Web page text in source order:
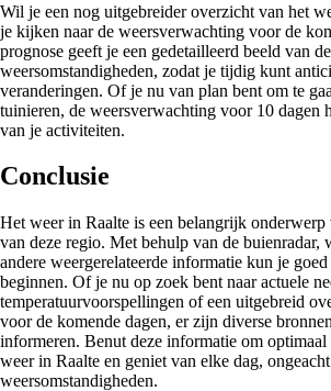
Wil je een nog uitgebreider overzicht van het
je kijken naar de weersverwachting voor de
prognose geeft je een gedetailleerd beeld van
weersomstandigheden, zodat je tijdig kunt
veranderingen. Of je nu van plan bent om te
tuinieren, de weersverwachting voor 10 dagen
van je activiteiten.
Conclusie
Het weer in Raalte is een belangrijk
van deze regio. Met behulp van de buienradar,
andere weergerelateerde informatie kun je
beginnen. Of je nu op zoek bent naar actuele
temperatuurvoorspellingen of een uitgebreid
voor de komende dagen, er zijn diverse
informeren. Benut deze informatie om
weer in Raalte en geniet van elke dag,
weersomstandigheden.